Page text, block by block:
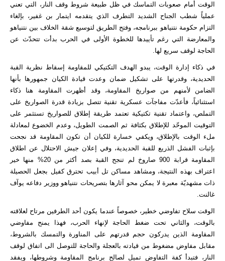
الوقت أمام صعوبات التماسك في ظل طبيعة شروط وقف النار، التي تعني
عملياً شطب الجناح الشديد التطرف الذي يتقدمه ايتمار بن غفير، بإلغاء
التزام حكومة نتنياهو ببرنامجه، وفتح الطريق لتوسيع شقة الخلاف بين نتنياهو
والمعارضة التي رغم تأييدها للخطوة الأولى في الحرب بدأت تتحدّث عن
الحاجة لوقف سريع لها.
في ذكاء إدارة الوقت، يبدو الهدف التكتيكي للمقاومة إسقاط نظرية القبة
الحديدية، وقدرتها على تشكيل ضمان وعدت قيادة الكيان جمهورها بأنها
الضامن لأمنهم من صواريخ المقاومة، وقد أظهرت المقاومة هنا ذكاء
استثنائياً، فأعدّت مفاجآت عسكرية تقنية تتصل بزيادة قدرة الصواريخ على
التملص، واعتماد تقنية تكتيكية تعتمد طريقة إطلاق للصواريخ تستثمر على
التوقيت الموحّد للإطلاق بكثافة ثم الصمت الطويل، وعدم الخضوع لمعادلة
ملء الوقت بالإطلاق، ويكفي خسارة للكيان أن تكون المقاومة قد نجحت
بإثبات الفشل الذريع للقبة الحديدية، وفي إعلان جيش الاحتلال عن اطلاق
المقاومة قرابة 900 صاروخ لم تنجح القبة بصد أكثر من 20% منها خير
اعتراف بهذه النتيجة، ومشاهد مساكن تل أبيب تحترق كفيل بجعل الحصيلة
ذات مشهديّة معبرة لا يمكن محو آثارها بتصريحات نتنياهو ووزير دفاعه يوآف
غالنت.
الوقت سلاح تفاوضي خطير، خصوصاً عندما يكون أحد الطرفين مرتاح لعلاقته
بالوقت، والثاني تحت ضغط الحاجة لإنهاء الحرب، فهذا يمنح مفاوضي
المقاومة الذين يدركون حجم قدرتهم على المناورة والتمسك بالشروط،
مقابل مفاوض مضغوط من قيادته بالعجلة والحاجة للتوصل الى اتفاق لوقف
النار، فتبدأ كفة التفاوض تميل لصالح برنامج المقاومة وشروطها، ويفقد